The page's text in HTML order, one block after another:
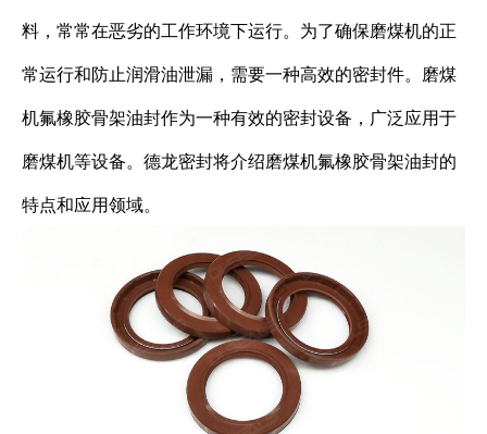
料，常常在恶劣的工作环境下运行。为了确保磨煤机的正
常运行和防止润滑油泄漏，需要一种高效的密封件。磨煤
机氟橡胶骨架油封作为一种有效的密封设备，广泛应用于
磨煤机等设备。德龙密封将介绍磨煤机氟橡胶骨架油封的
特点和应用领域。